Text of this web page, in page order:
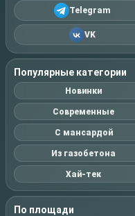
Telegram
VK
Популярные категории
Новинки
Современные
С мансардой
Из газобетона
Хай-тек
По площади